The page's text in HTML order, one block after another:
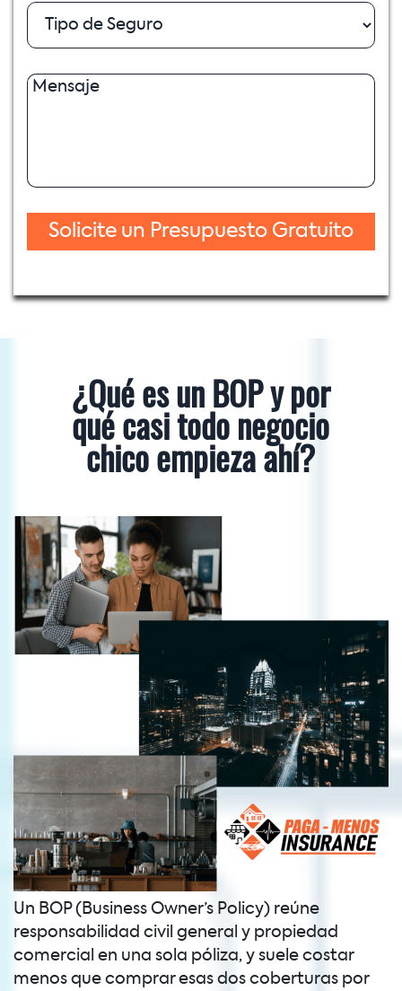
¿Qué es un BOP y por
qué casi todo negocio
chico empieza ahí?
Un BOP (Business Owner’s Policy) reúne
responsabilidad civil general y propiedad
comercial en una sola póliza, y suele costar
menos que comprar esas dos coberturas por